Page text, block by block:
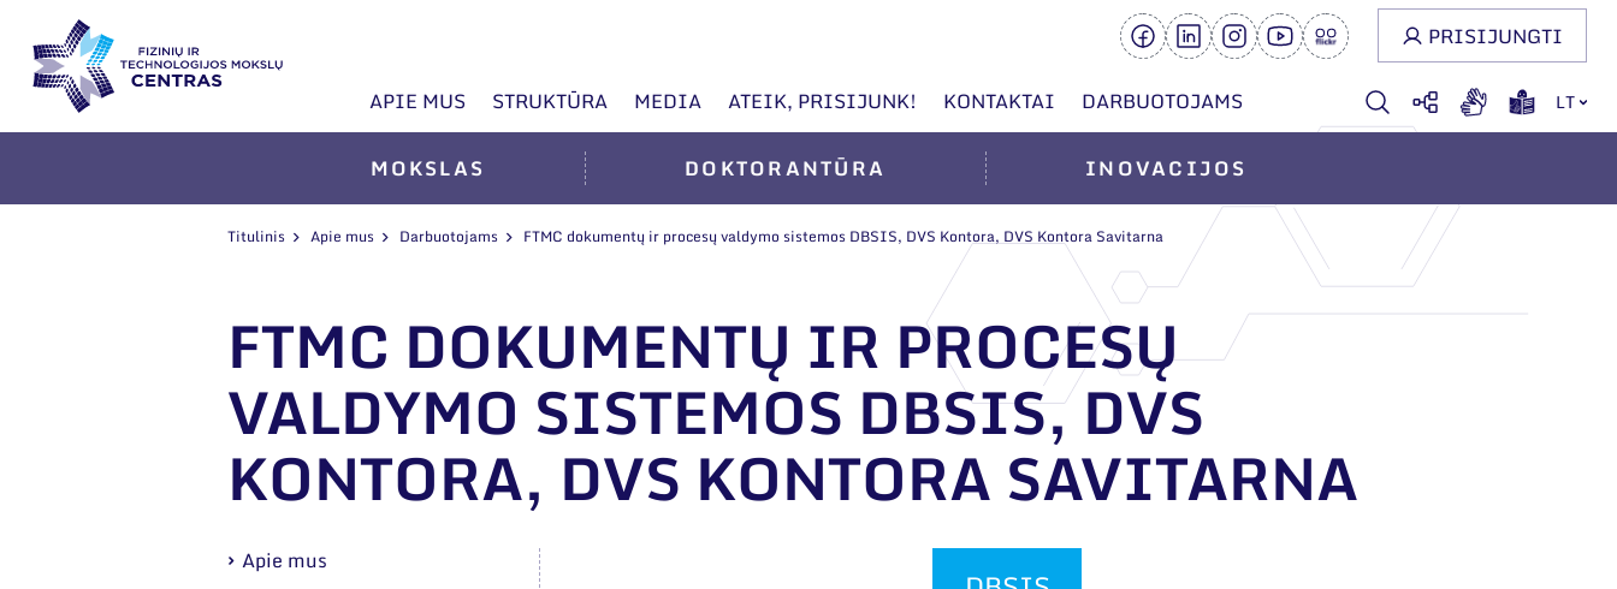
APIE MUS STRUKTŪRA MEDIA ATEIK, PRISIJUNK! KONTAKTAI DARBUOTOJAMS LT
PRISIJUNGTI
MOKSLAS DOKTORANTŪRA INOVACIJOS
Titulinis Apie mus Darbuotojams FTMC dokumentų ir procesų valdymo sistemos DBSIS, DVS Kontora, DVS Kontora Savitarna
FTMC DOKUMENTŲ IR PROCESŲ
VALDYMO SISTEMOS DBSIS, DVS
KONTORA, DVS KONTORA SAVITARNA
Apie mus